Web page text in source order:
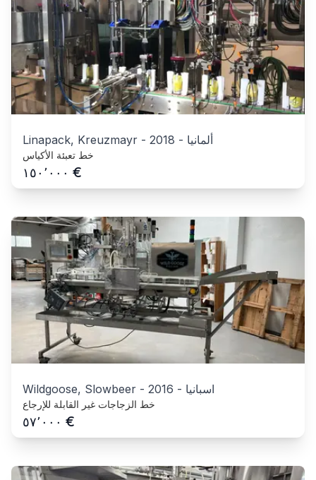
Linapack, Kreuzmayr - 2018 - ألمانيا
خط تعبئة الأكياس
١٥٠٬٠٠٠ €
Wildgoose, Slowbeer - 2016 - اسبانيا
خط الزجاجات غير القابلة للإرجاع
٥٧٬٠٠٠ €